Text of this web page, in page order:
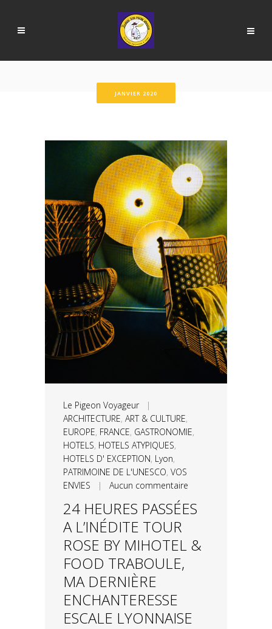
JANVIER 2020
Le Pigeon Voyageur|
ARCHITECTURE, ART & CULTURE,
EUROPE, FRANCE, GASTRONOMIE,
HOTELS, HOTELS ATYPIQUES,
HOTELS D' EXCEPTION, Lyon,
PATRIMOINE DE L'UNESCO, VOS
ENVIES | Aucun commentaire
24 HEURES PASSÉES
A L’INÉDITE TOUR
ROSE BY MIHOTEL &
FOOD TRABOULE,
MA DERNIÈRE
ENCHANTERESSE
ESCALE LYONNAISE